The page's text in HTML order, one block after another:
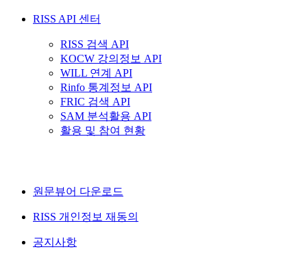
RISS API 센터
RISS 검색 API
KOCW 강의정보 API
WILL 연계 API
Rinfo 통계정보 API
FRIC 검색 API
SAM 분석활용 API
활용 및 참여 현황
원문뷰어 다운로드
RISS 개인정보 재동의
공지사항